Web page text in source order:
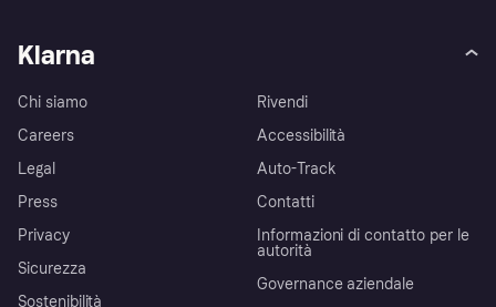
Klarna
Chi siamo
Careers
Legal
Press
Privacy
Sicurezza
Sostenibilità
Rivendi
Accessibilità
Auto-Track
Contatti
Informazioni di contatto per le
autorità
Governance aziendale